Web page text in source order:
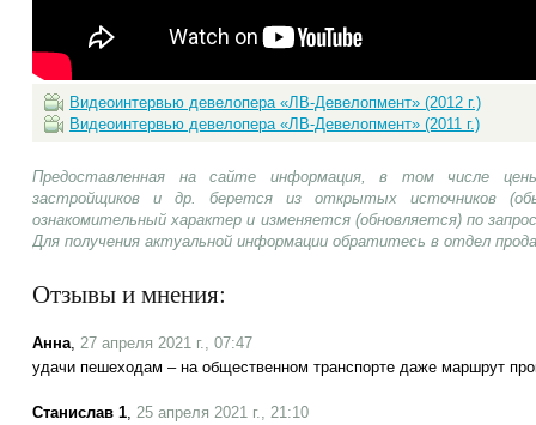
Видеоинтервью девелопера «ЛВ-Девелопмент» (2012 г.)
Видеоинтервью девелопера «ЛВ-Девелопмент» (2011 г.)
Предоставленная на сайте информация, в том числе
застройщиков и др. берется из открытых источников
ознакомительный характер и изменяется (обновляется) по
Для получения актуальной информации обратитесь в отдел
Отзывы и мнения:
Анна, 27 апреля 2021 г., 07:47
удачи пешеходам – на общественном транспорте даже маршрут
Станислав 1, 25 апреля 2021 г., 21:10